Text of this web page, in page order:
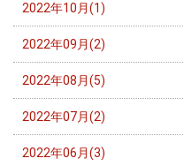
2022年10月(1)
2022年09月(2)
2022年08月(5)
2022年07月(2)
2022年06月(3)